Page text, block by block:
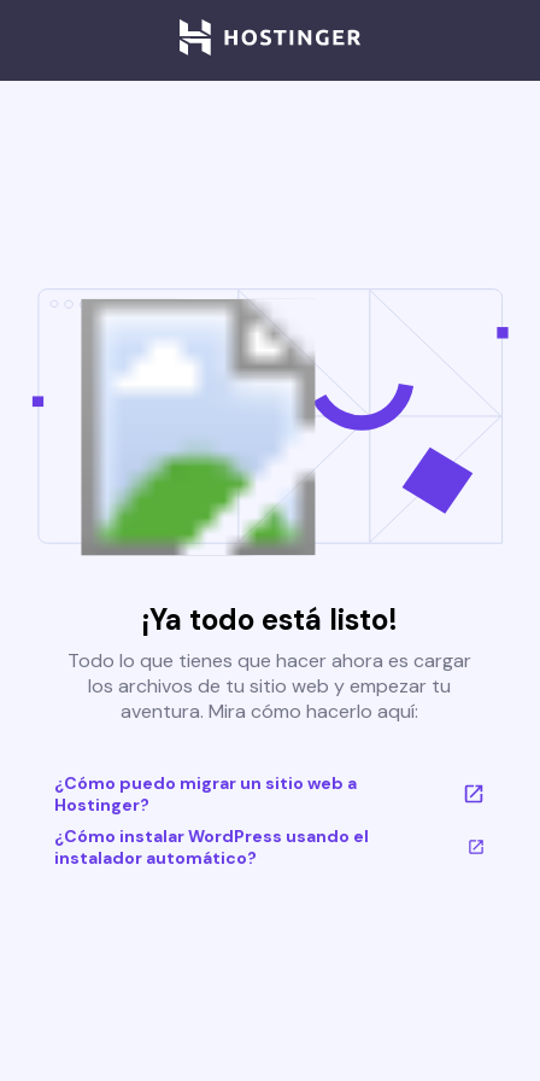
¡Ya todo está listo!
Todo lo que tienes que hacer ahora es cargar
los archivos de tu sitio web y empezar tu
aventura. Mira cómo hacerlo aquí:
¿Cómo puedo migrar un sitio web a
Hostinger?
¿Cómo instalar WordPress usando el
instalador automático?